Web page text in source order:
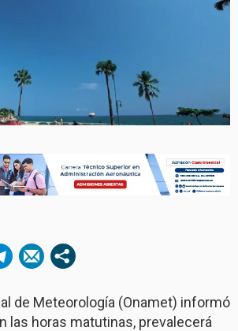
de Meteorología (Onamet) informó
las horas matutinas, prevalecerá